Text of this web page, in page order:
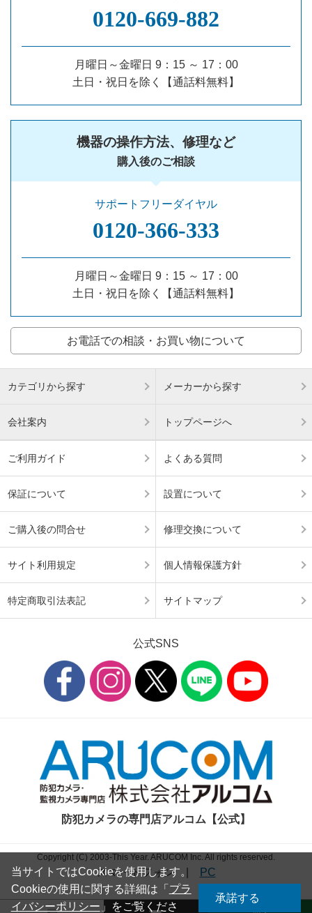
0120‐669‐882
月曜日～金曜日 9：15 ～ 17：00
土日・祝日を除く【通話料無料】
機器の操作方法、修理など
購入後のご相談
サポートフリーダイヤル
0120‐366‐333
月曜日～金曜日 9：15 ～ 17：00
土日・祝日を除く【通話料無料】
お電話での相談・お買い物について
カテゴリから探す メーカーから探す
会社案内 トップページへ
ご利用ガイド よくある質問
保証について 設置について
ご購入後の問合せ 修理交換について
サイト利用規定 個人情報保護方針
特定商取引法表記 サイトマップ
公式SNS
防犯カメラの専門店アルコム【公式】
Copyright (C) 2003-This Year. ARUCOM Inc. All rights reserved.
スマートフォン| PC
当サイトではCookieを使用します。
Cookieの使用に関する詳細は「 プラ
イバシーポリシー 」をご覧くださ
承諾する